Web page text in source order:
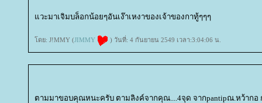
วะมาเจิมบล็อกน้อยๆอันเง๊าเหงาของเจ้าของกาทู้ๆๆๆ
ดย: J!MMY (JIMMY ) วันที่: 4 กันยายน 2549 เวลา:3:04:06 น.
ตามมาขอบคุณหนะครับ ตามลิงค์จากคุณ....4จุด จากpantipณ.หว้ากอ